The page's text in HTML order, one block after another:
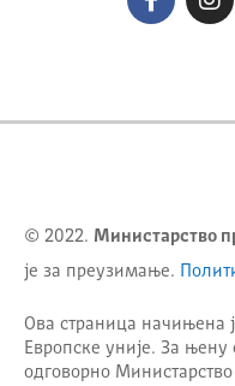
© 2022. Министарство
је за преузимање.
Ова страница начињена
Европске уније. За
одговорно